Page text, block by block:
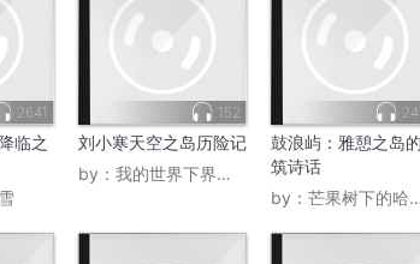
2641
临之
152
刘小寒天空之岛历险记
by： 我的世界下界君主
鼓浪屿：雅憩之岛
筑诗话
by： 芒果树下的哈哈猪